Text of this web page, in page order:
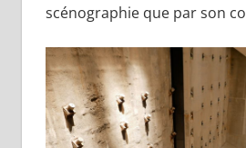
scénographie que par son